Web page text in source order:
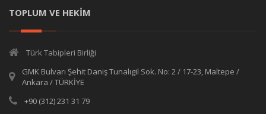
TOPLUM VE HEKİM
Türk Tabipleri Birliği
GMK Bulvarı Şehit Daniş Tunalıgil Sok. No: 2 / 17-23, Maltepe /
Ankara / TÜRKİYE
+90 (312) 231 31 79